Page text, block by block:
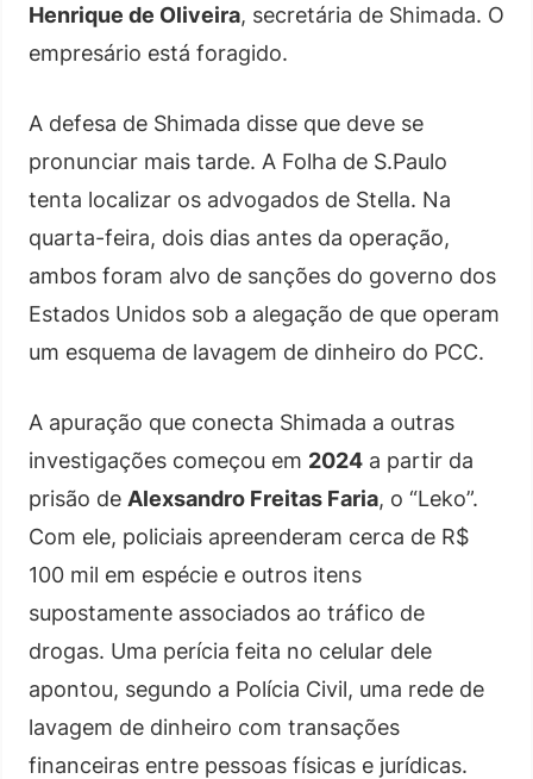
Henrique de Oliveira, secretária de Shimada. O
empresário está foragido.
A defesa de Shimada disse que deve se
pronunciar mais tarde. A Folha de S.Paulo
tenta localizar os advogados de Stella. Na
quarta-feira, dois dias antes da operação,
ambos foram alvo de sanções do governo dos
Estados Unidos sob a alegação de que operam
um esquema de lavagem de dinheiro do PCC.
A apuração que conecta Shimada a outras
investigações começou em 2024 a partir da
prisão de Alexsandro Freitas Faria, o “Leko”.
Com ele, policiais apreenderam cerca de R$
100 mil em espécie e outros itens
supostamente associados ao tráfico de
drogas. Uma perícia feita no celular dele
apontou, segundo a Polícia Civil, uma rede de
lavagem de dinheiro com transações
financeiras entre pessoas físicas e jurídicas.